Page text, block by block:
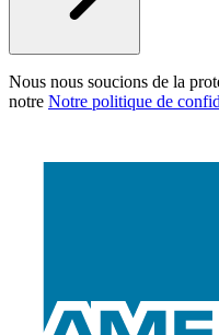
Nous nous soucions de la
notre Notre politique de